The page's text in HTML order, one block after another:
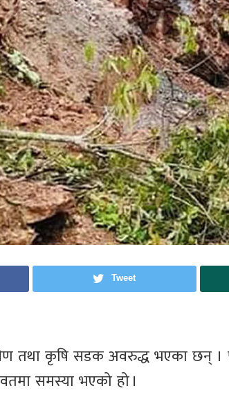
Tweet
तथा कृषि सडक अवरुद्ध भएका छन्
समस्या भएको हो ।